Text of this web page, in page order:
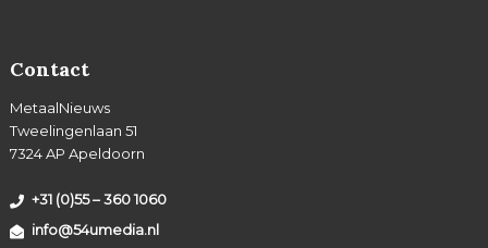
Contact
MetaalNieuws
Tweelingenlaan 51
7324 AP Apeldoorn
+31 (0)55 – 360 1060
info@54umedia.nl